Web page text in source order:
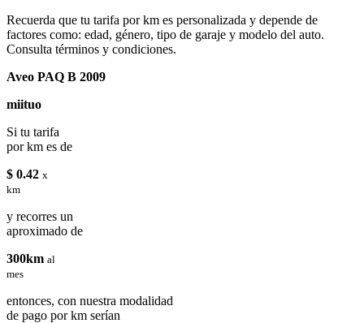
Recuerda que tu tarifa por km es personalizada y depende de
factores como: edad, género, tipo de garaje y modelo del auto.
Consulta términos y condiciones.
Aveo PAQ B 2009
miituo
Si tu tarifa
por km es de
$ 0.42 x
km
y recorres un
aproximado de
300km al
mes
entonces, con nuestra modalidad
de pago por km serían